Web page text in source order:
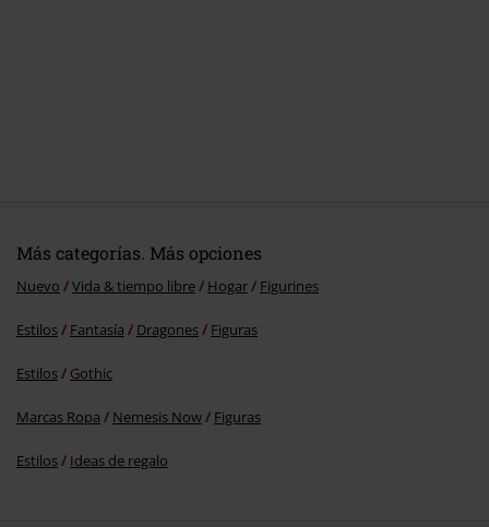
Más categorías. Más opciones
Nuevo Vida & tiempo libre Hogar Figurines
Estilos Fantasía Dragones Figuras
Estilos Gothic
Marcas Ropa Nemesis Now Figuras
Estilos Ideas de regalo